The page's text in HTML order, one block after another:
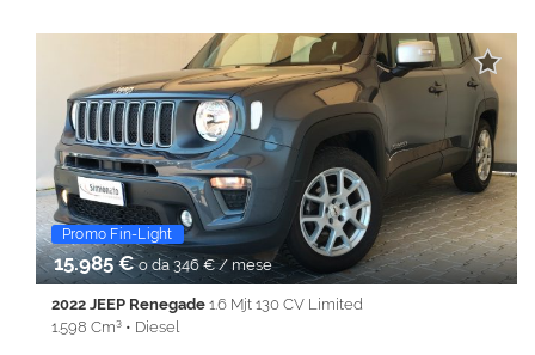
• Alzacristalli elettrici • Android Auto • Apple CarPlay • Autoradio
• Bluetooth • Cerchi in lega • Chiusura centralizzata •
Climatizzatore • Controllo trazione • Cruise Control • ESP • Filtro
antiparticolato • Immobilizzatore elettronico • Isofix • Keyless •
Lane Assist • Park Distance Control • PDC • Regolazione
elettrica sedili • Sedile posteriore sdoppiato • Servosterzo •
Specchietti laterali elettrici • Start&Stop • Telecamera per
parcheggio assistito • Touch screen • USB • Vivavoce • Volante
multifunzione
Promo Fin-Light Ayvens
15.985 €o da 346 € / mese
2022 JEEP Renegade 1.6 Mjt 130 CV Limited
1.598 Cm³ • Diesel